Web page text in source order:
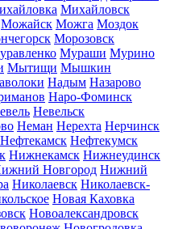
Михайловск
Можайск Можга Моздок
Морозовск
Мураши Мурино
Мытищи Мышкин
Надым Назарово
Наро-Фоминск
Невельск
Неман Нерехта Нерчинск
Нефтекамск Нефтекумск
Нижнекамск Нижнеудинск
Новгород Нижний
Николаевск Николаевск-
Новая Каховка
Новоалександровск